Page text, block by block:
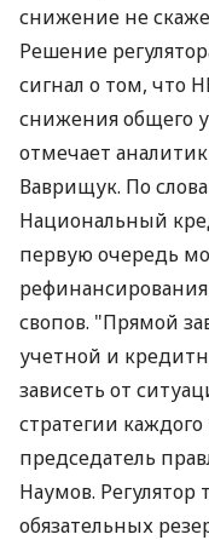
снижение не
Решение
сигнал о том, что
снижения общего
отмечает
Ваврищук. По
Национальный
первую очередь
свопов. "Прямой
учетной и
зависеть от
стратегии
председатель
Наумов. Регулятор
обязательных